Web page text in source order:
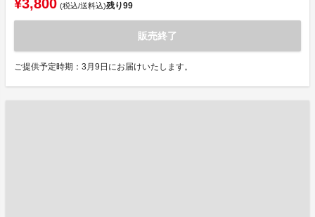
¥3,800 (税込/送料込)残り99
販売終了
ご提供予定時期：3月9日にお届けいたします。